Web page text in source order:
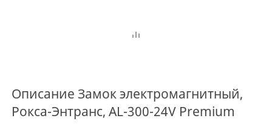
Описание Замок электромагнитный,
Рокса-Энтранс, AL-300-24V Premium